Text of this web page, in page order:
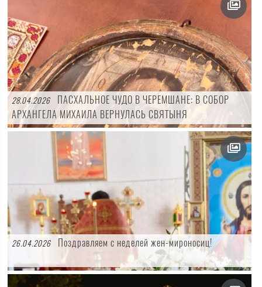
28.04.2026
ПАСХАЛЬНОЕ ЧУДО В ЧЕРЕМШАНЕ: В СОБОР
АРХАНГЕЛА МИХАИЛА ВЕРНУЛАСЬ СВЯТЫНЯ
26.04.2026 Поздравляем с неделей жен-мироносиц!